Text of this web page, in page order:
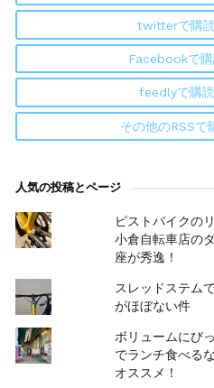
twitterで購
Facebookで購
feedlyで購
その他のRSSで
人気の投稿とページ
ピストバイクの
小倉自転車店の
座が秀逸！
スレッドステム
がほぼない件
ボリュームにび
でランチ食べる
オススメ！